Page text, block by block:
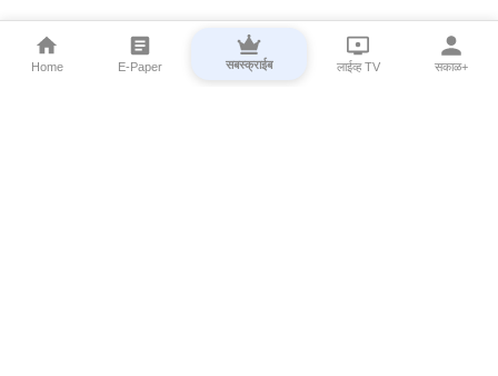
Home E-Paper सबस्क्राईब लाईव्ह TV सकाळ+